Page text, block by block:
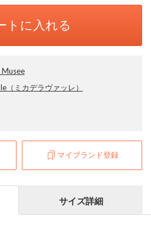
トに入れる
（ミカデラヴァッレ）
マイブランド登録
サイズ詳細